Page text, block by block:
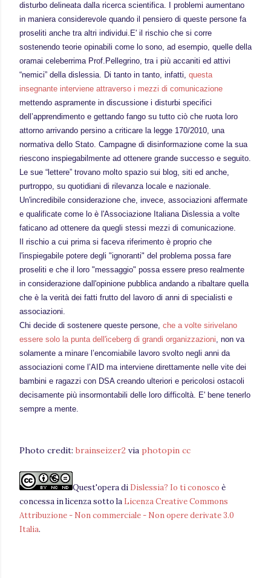
disturbo delineata dalla ricerca scientifica. I problemi aumentano
in maniera considerevole quando il pensiero di queste persone fa
proseliti anche tra altri individui. E' il rischio che si corre
sostenendo teorie opinabili come lo sono, ad esempio, quelle della
oramai celeberrima Prof.Pellegrino, tra i più accaniti ed attivi
“nemici” della dislessia. Di tanto in tanto, infatti, questa
insegnante interviene attraverso i mezzi di comunicazione
mettendo aspramente in discussione i disturbi specifici
dell’apprendimento e gettando fango su tutto ciò che ruota loro
attorno arrivando persino a criticare la legge 170/2010, una
normativa dello Stato. Campagne di disinformazione come la sua
riescono inspiegabilmente ad ottenere grande successo e seguito.
Le sue “lettere” trovano molto spazio sui blog, siti ed anche,
purtroppo, su quotidiani di rilevanza locale e nazionale.
Un'incredibile considerazione che, invece, associazioni affermate
e qualificate come lo è l'Associazione Italiana Dislessia a volte
faticano ad ottenere da quegli stessi mezzi di comunicazione.
Il rischio a cui prima si faceva riferimento è proprio che
l'inspiegabile potere degli "ignoranti" del problema possa fare
proseliti e che il loro "messaggio" possa essere preso realmente
in considerazione dall'opinione pubblica andando a ribaltare quella
che è la verità dei fatti frutto del lavoro di anni di specialisti e
associazioni.
Chi decide di sostenere queste persone, che a volte sirivelano
essere solo la punta dell'iceberg di grandi organizzazioni, non va
solamente a minare l’encomiabile lavoro svolto negli anni da
associazioni come l’AID ma interviene direttamente nelle vite dei
bambini e ragazzi con DSA creando ulteriori e pericolosi ostacoli
decisamente più insormontabili delle loro difficoltà. E' bene tenerlo
sempre a mente.
Photo credit: brainseizer2 via photopin cc
Quest'operadi Dislessia? Io ti conosco è
concessa in licenza sotto la Licenza Creative Commons
Attribuzione - Non commerciale - Non opere derivate 3.0
Italia.